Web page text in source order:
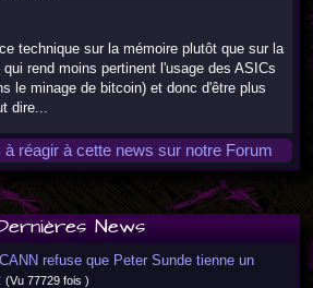
technique sur la mémoire plutôt que sur la
rend moins pertinent l'usage des ASICs
le minage de bitcoin) et donc d'être plus
dire...
réagir à cette news sur notre Forum
News
refuse que Peter Sunde tienne un
(Vu 77729 fois )